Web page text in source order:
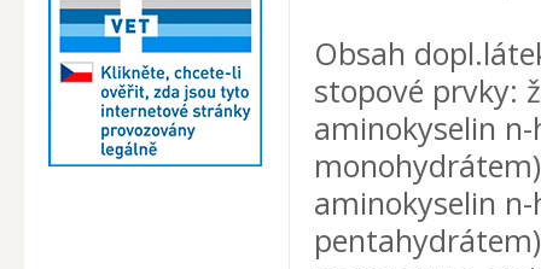
Obsah
stopové prvky:
aminokyselin
aminokyselin